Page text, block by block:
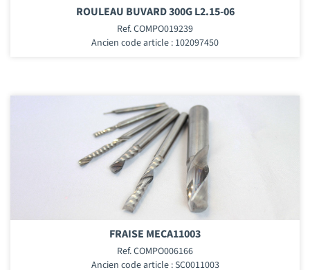
ROULEAU BUVARD 300G L2.15-06
Ref. COMPO019239
Ancien code article : 102097450
FRAISE MECA11003
Ref. COMPO006166
Ancien code article : SC0011003